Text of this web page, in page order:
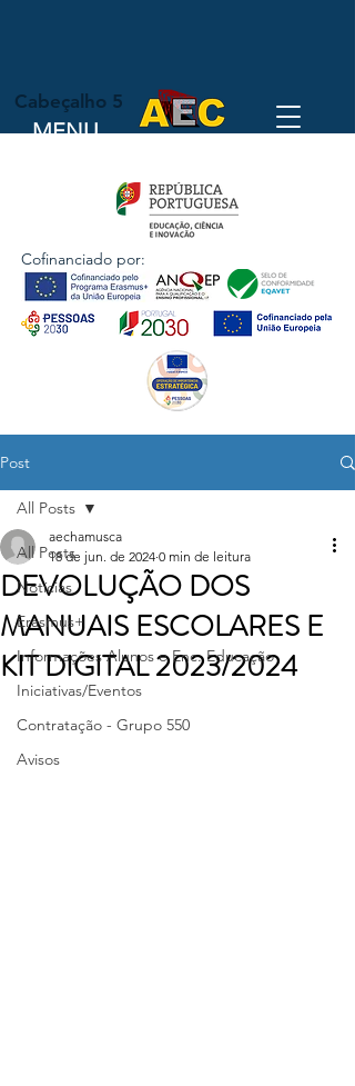
Cofinanciado por:
MENU
Cabeçalho 5
Post
All Posts
Notícias
Erasmus+
Informações Alunos e Enc. Educação
Iniciativas/Eventos
Contratação - Grupo 550
Avisos
All Posts
DEVOLUÇÃO DOS
MANUAIS ESCOLARES E
KIT DIGITAL 2023/2024
aechamusca
18 de jun. de 2024 0 min de leitura